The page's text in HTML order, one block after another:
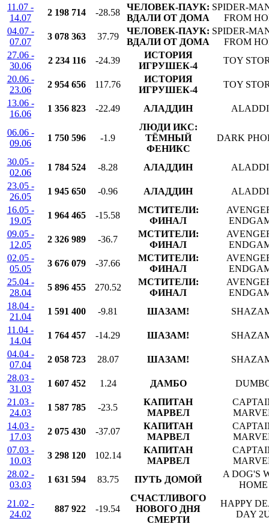
11.07 -
14.07
2 198 714 -28.58
ЧЕЛОВЕК-ПАУК:
ВДАЛИ ОТ ДОМА
SPIDER-
FROM
04.07 -
07.07
3 078 363 37.79
ЧЕЛОВЕК-ПАУК:
ВДАЛИ ОТ ДОМА
SPIDER-
FROM
27.06 -
30.06
2 234 116 -24.39
ИСТОРИЯ
ИГРУШЕК-4
TOY
20.06 -
23.06
2 954 656 117.76
ИСТОРИЯ
ИГРУШЕК-4
TOY
13.06 -
16.06
1 356 823 -22.49 АЛАДДИН
06.06 -
09.06
1 750 596 -1.9
ЛЮДИ ИКС:
ТЁМНЫЙ
ФЕНИКС
DARK
30.05 -
02.06
1 784 524 -8.28 АЛАДДИН
23.05 -
26.05
1 945 650 -0.96 АЛАДДИН
16.05 -
19.05
1 964 465 -15.58
МСТИТЕЛИ:
ФИНАЛ
09.05 -
12.05
2 326 989 -36.7
МСТИТЕЛИ:
ФИНАЛ
02.05 -
05.05
3 676 079 -37.66
МСТИТЕЛИ:
ФИНАЛ
25.04 -
28.04
5 896 455 270.52
МСТИТЕЛИ:
ФИНАЛ
18.04 -
21.04
1 591 400 -9.81 ШАЗАМ!
11.04 -
14.04
1 764 457 -14.29 ШАЗАМ!
04.04 -
07.04
2 058 723 28.07 ШАЗАМ!
28.03 -
31.03
1 607 452 1.24 ДАМБО
21.03 -
24.03
1 587 785 -23.5
КАПИТАН
МАРВЕЛ
14.03 -
17.03
2 075 430 -37.07
КАПИТАН
МАРВЕЛ
07.03 -
10.03
3 298 120 102.14
КАПИТАН
МАРВЕЛ
28.02 -
03.03
1 631 594 83.75 ПУТЬ ДОМОЙ
A DOG'S
HOME
21.02 -
24.02
887 922 -19.54
СЧАСТЛИВОГО
НОВОГО ДНЯ
СМЕРТИ
HAPPY
DAY